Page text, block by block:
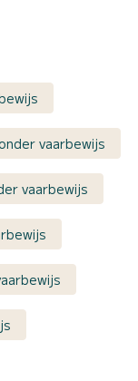
vaarbewijs
vaarbewijs